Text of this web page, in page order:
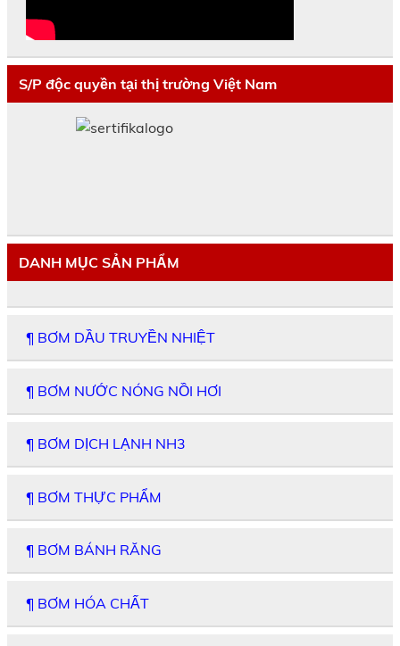
S/P độc quyền tại thị trường Việt Nam
DANH MỤC SẢN PHẨM
¶ BƠM DẦU TRUYỀN NHIỆT
¶ BƠM NƯỚC NÓNG NỒI HƠI
¶ BƠM DỊCH LẠNH NH3
¶ BƠM THỰC PHẨM
¶ BƠM BÁNH RĂNG
¶ BƠM HÓA CHẤT